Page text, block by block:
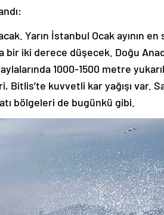
Yarın İstanbul Ocak ayının en
bir iki derece düşecek. Doğu
1000-1500 metre
Bitlis’te kuvvetli kar yağışı var.
bölgeleri de bugünkü gibi.